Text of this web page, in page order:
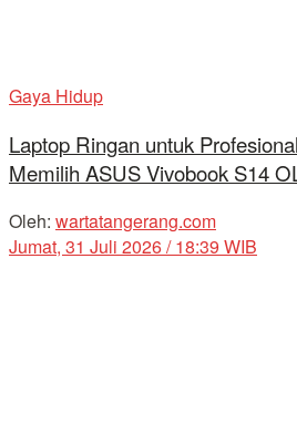
Gaya Hidup
Laptop Ringan untuk
Memilih ASUS Vivobook S14
Oleh: wartatangerang.com
Jumat, 31 Juli 2026 / 18:39 WIB